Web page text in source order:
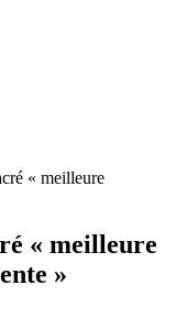
« meilleure
« meilleure
»